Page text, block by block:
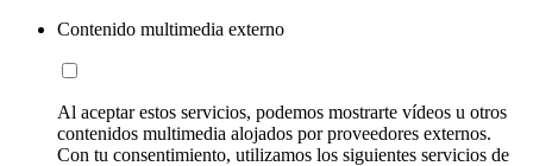
Contenido multimedia externo
Al aceptar estos servicios, podemos mostrarte vídeos u otros
contenidos multimedia alojados por proveedores externos.
Con tu consentimiento, utilizamos los siguientes servicios de